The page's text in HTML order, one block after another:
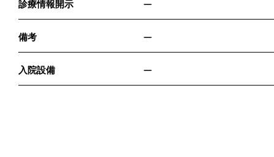
診療情報開示 ー
備考 ー
入院設備 ー